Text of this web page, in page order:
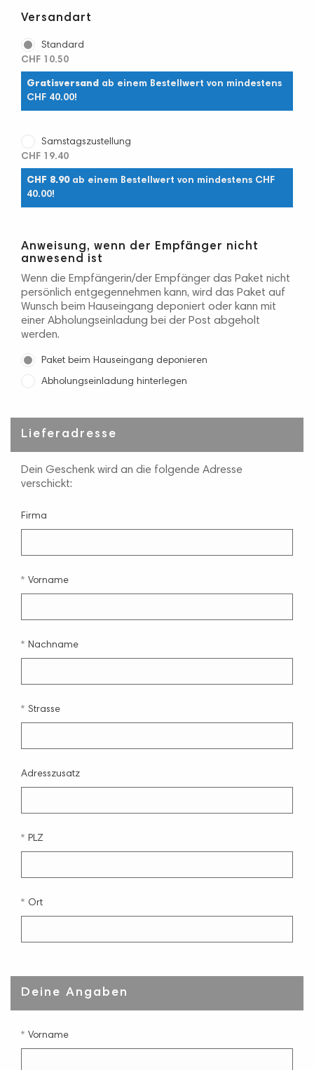
Versandart
Standard
CHF 10.50
Gratisversand ab einem Bestellwert von mindestens
CHF 40.00!
Samstagszustellung
CHF 19.40
CHF 8.90ab einem Bestellwert von mindestens CHF
40.00!
Anweisung, wenn der Empfänger nicht
anwesend ist
Wenn die Empfängerin/der Empfänger das Paket nicht
persönlich entgegennehmen kann, wird das Paket auf
Wunsch beim Hauseingang deponiert oder kann mit
einer Abholungseinladung bei der Post abgeholt
werden.
Paket beim Hauseingang deponieren
Abholungseinladung hinterlegen
Lieferadresse
Dein Geschenk wird an die folgende Adresse
verschickt:
Firma
Vorname
Nachname
Strasse
Adresszusatz
PLZ
Ort
Deine Angaben
Vorname